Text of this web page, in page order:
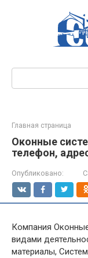
Главная страница
Оконные
телефон,
Опубликовано:
Компания
видами
материалы,